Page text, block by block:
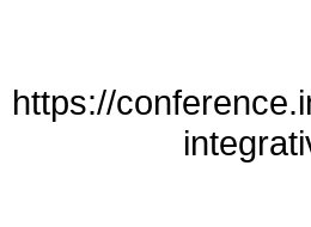
https://